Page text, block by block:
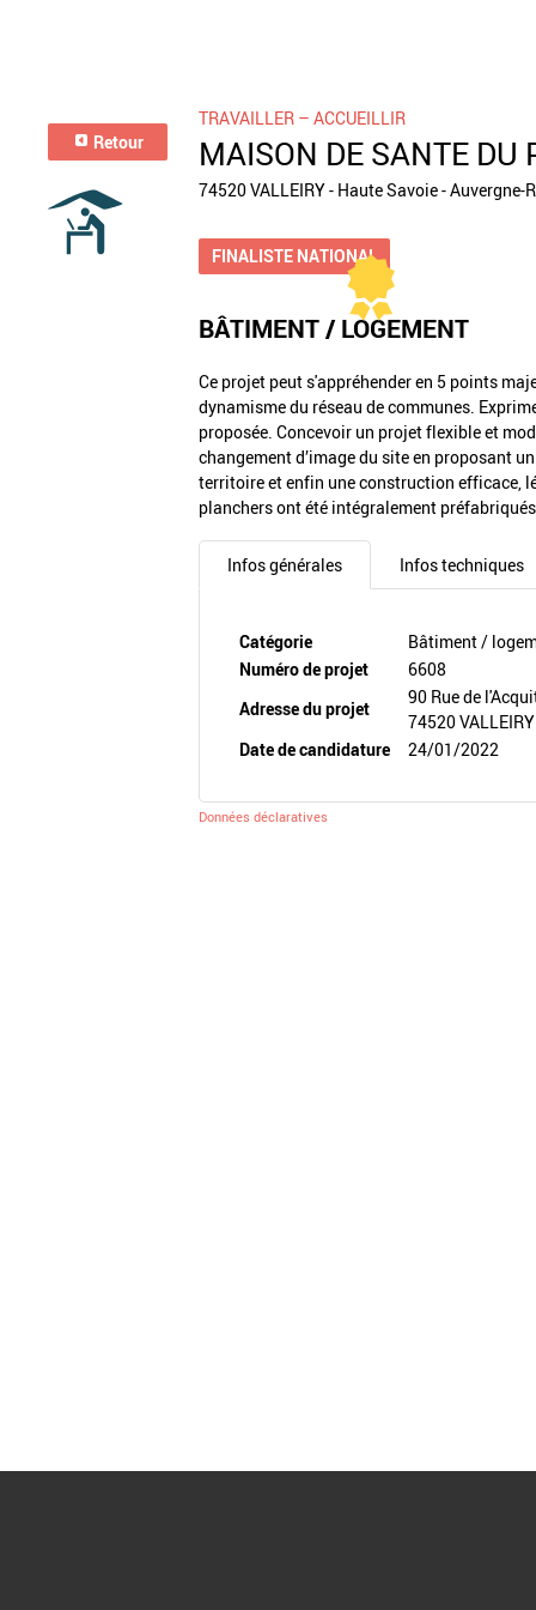
Retour
TRAVAILLER – ACCUEILLIR
MAISON DE SANTE DU
74520 VALLEIRY - Haute Savoie - Auvergne-
FINALISTE NATIONAL
BÂTIMENT / LOGEMENT
Ce projet peut s'appréhender en 5 points
dynamisme du réseau de communes.
proposée. Concevoir un projet flexible et
changement d’image du site en proposant
territoire et enfin une construction efficace,
planchers ont été intégralement
Infos générales Infos techniques
Catégorie
Bâtiment /
Numéro de projet
6608
Adresse du projet
90 Rue de
74520 VALLEIRY
Date de candidature
24/01/2022
Données déclaratives